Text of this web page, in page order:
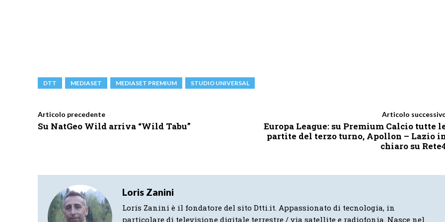
DTT MEDIASET MEDIASET PREMIUM STUDIO UNIVERSAL
Articolo precedente
Su NatGeo Wild arriva “Wild Tabu”
Articolo
Europa League: su Premium Calcio tutte
partite del terzo turno, Apollon – Lazio
chiaro su
Loris Zanini
Loris Zanini è il fondatore del sito Dtti.it. Appassionato di tecnologia, in
particolare di televisione digitale terrestre / via satellite e radiofonia. Nasce nel